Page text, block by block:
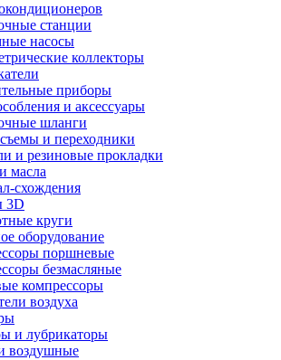
станции
насосы
коллекторы
приборы
и аксессуары
шланги
и переходники
и резиновые прокладки
масла
схождения
3D
круги
оборудование
поршневые
безмасляные
компрессоры
воздуха
и лубрикаторы
воздушные